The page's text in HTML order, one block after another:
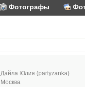
Фотографы
Дайла Юлия (partyzanka)
Москва